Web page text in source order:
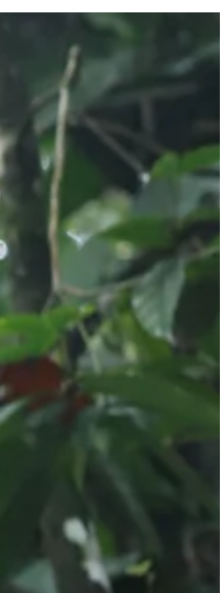
nutricionales, y con eso, ya estaríamos. Y los
otros, que tratan de “respetar” la dieta
ancestral de la especie en cuestión,
alimentos parecidos a los que comerían en
vida silvestre, en proporciones similares a las
que supuestamente los consumirían en vida